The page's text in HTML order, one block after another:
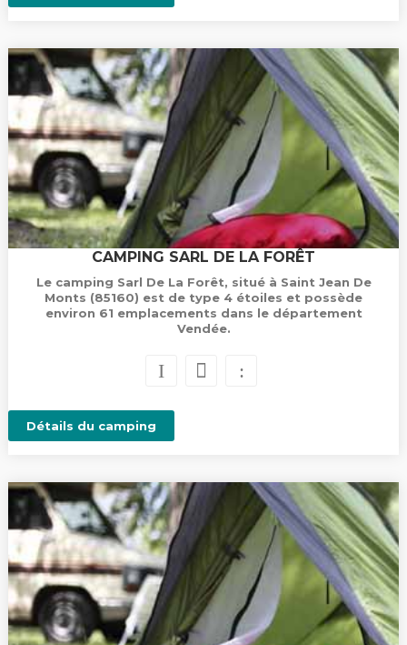
CAMPING SARL DE LA FORÊT
Le camping Sarl De La Forêt, situé à Saint Jean De
Monts (85160) est de type 4 étoiles et possède
environ 61 emplacements dans le département
Vendée.
Détails du camping